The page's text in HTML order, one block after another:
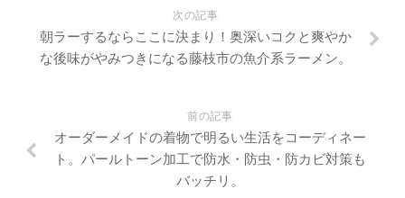
次の記事
朝ラーするならここに決まり！奥深いコクと爽やか
な後味がやみつきになる藤枝市の魚介系ラーメン。
前の記事
オーダーメイドの着物で明るい生活をコーディネー
ト。パールトーン加工で防水・防虫・防カビ対策も
バッチリ。